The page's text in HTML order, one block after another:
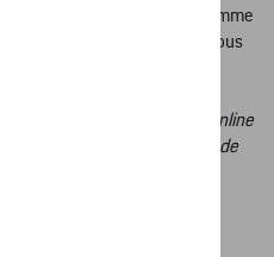
sélection d’articles de la gamme
la gamme complète vous
recherche d’accessoires
catalogue vous sortez du online
donc pas la possibilité de